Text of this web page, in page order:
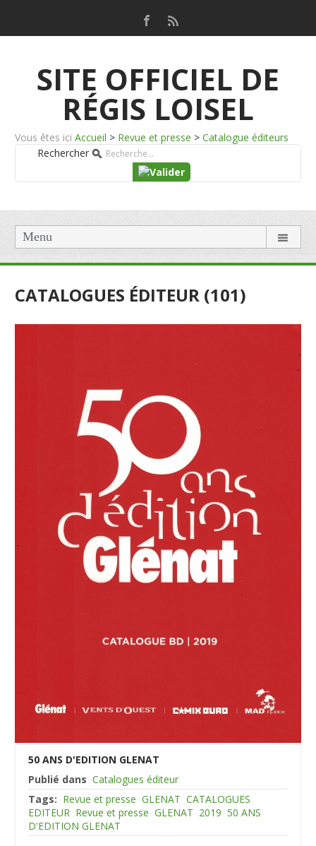
SITE OFFICIEL DE
RÉGIS LOISEL
Vous êtes ici Accueil > Revue et presse > Catalogue éditeurs
Rechercher
Menu
CATALOGUES ÉDITEUR (101)
50 ANS D'EDITION GLENAT
Publié dans Catalogues éditeur
Tags: Revue et presse GLENAT CATALOGUES
EDITEUR Revue et presse GLENAT 2019 50 ANS
D'EDITION GLENAT